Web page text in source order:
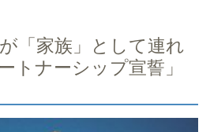
「家族」として連れ
トナーシップ宣誓」